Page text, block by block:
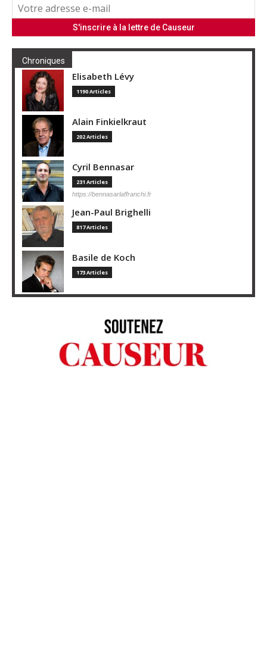
Chroniques
Elisabeth Lévy
1190 Articles
Alain Finkielkraut
202 Articles
Cyril Bennasar
231 Articles
https://bennasarlaffranchi.fr
Jean-Paul Brighelli
817 Articles
Basile de Koch
173 Articles